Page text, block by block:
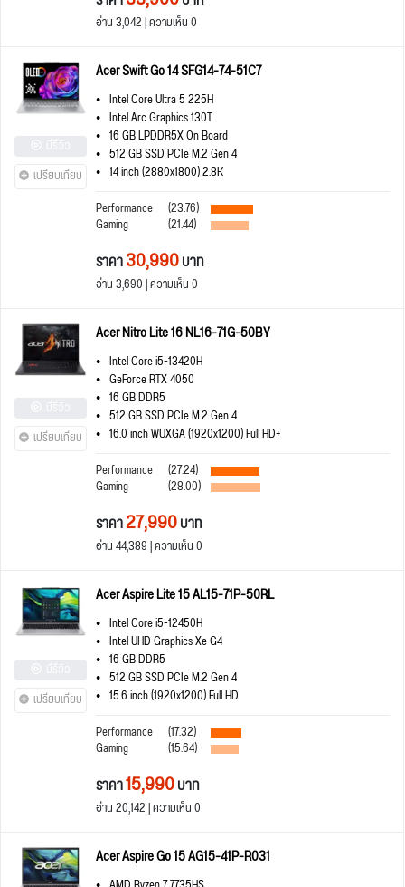
อ่าน 3,042 | ความเห็น 0
เปรียบเทียบ
Acer Swift Go 14 SFG14-74-51C7
Intel Core Ultra 5 225H
Intel Arc Graphics 130T
16 GB LPDDR5X On Board
512 GB SSD PCIe M.2 Gen 4
14 inch (2880x1800) 2.8K
Performance
(23.76)
Gaming (21.44)
ราคา30,990บาท
อ่าน 3,690 | ความเห็น 0
เปรียบเทียบ
Acer Nitro Lite 16 NL16-71G-50BY
Intel Core i5-13420H
GeForce RTX 4050
16 GB DDR5
512 GB SSD PCIe M.2 Gen 4
16.0 inch WUXGA (1920x1200) Full HD+
Performance
(27.24)
Gaming (28.00)
ราคา27,990บาท
อ่าน 44,389 | ความเห็น 0
เปรียบเทียบ
Acer Aspire Lite 15 AL15-71P-50RL
Intel Core i5-12450H
Intel UHD Graphics Xe G4
16 GB DDR5
512 GB SSD PCIe M.2 Gen 4
15.6 inch (1920x1200) Full HD
Performance
(17.32)
Gaming (15.64)
ราคา15,990บาท
อ่าน 20,142 | ความเห็น 0
Acer Aspire Go 15 AG15-41P-R031